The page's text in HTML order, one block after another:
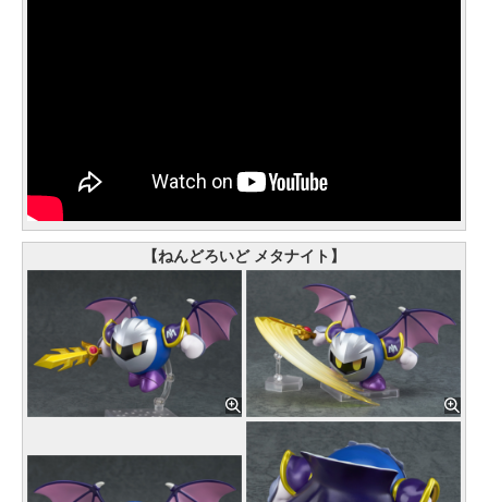
【ねんどろいど メタナイト】